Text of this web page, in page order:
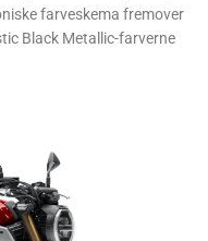
farveskema fremover
Black Metallic-farverne